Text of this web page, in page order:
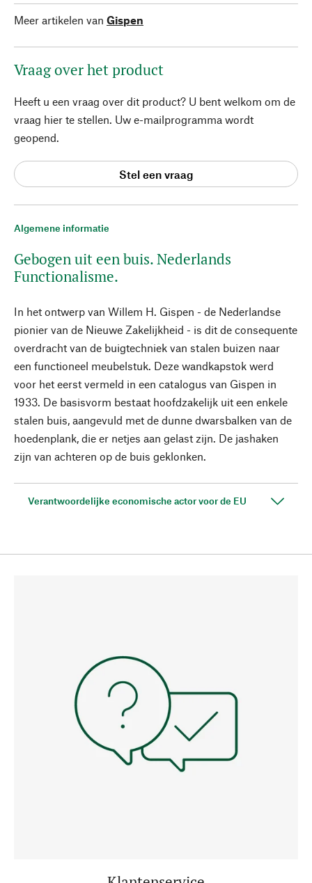
Algemene informatie
Gebogen uit een buis. Nederlands
Functionalisme.
In het ontwerp van Willem H. Gispen - de Nederlandse
pionier van de Nieuwe Zakelijkheid - is dit de consequente
overdracht van de buigtechniek van stalen buizen naar
een functioneel meubelstuk. Deze wandkapstok werd
voor het eerst vermeld in een catalogus van Gispen in
1933. De basisvorm bestaat hoofdzakelijk uit een enkele
stalen buis, aangevuld met de dunne dwarsbalken van de
hoedenplank, die er netjes aan gelast zijn. De jashaken
zijn van achteren op de buis geklonken.
Verantwoordelijke economische actor voor de EU
Meer artikelen van Gispen
Vraag over het product
Heeft u een vraag over dit product? U bent welkom om de
vraag hier te stellen. Uw e-mailprogramma wordt
geopend.
Stel een vraag